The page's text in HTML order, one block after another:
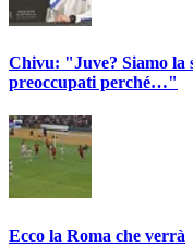
Chivu: "Juve? Siamo la
preoccupati perché…"
Ecco la Roma che verrà